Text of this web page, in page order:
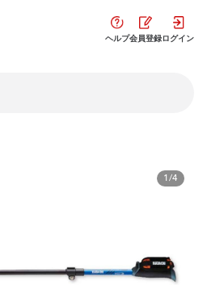
ヘルプ会員登録ログイン
1/4